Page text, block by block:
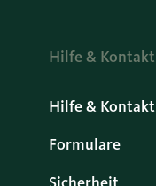
Hilfe & Kontakt
Hilfe & Kontakt
Formulare